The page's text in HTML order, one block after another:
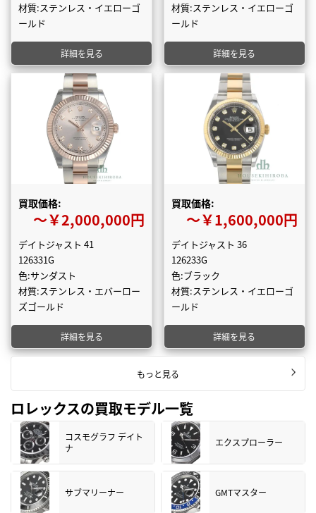
材質:ステンレス・イエローゴ
ールド
詳細を見る
材質:ステンレス・イエローゴ
ールド
詳細を見る
買取価格:
〜￥2,000,000円
デイトジャスト 41
126331G
色:サンダスト
材質:ステンレス・エバーロー
ズゴールド
詳細を見る
買取価格:
〜￥1,600,000円
デイトジャスト 36
126233G
色:ブラック
材質:ステンレス・イエローゴ
ールド
詳細を見る
もっと見る
ロレックスの買取モデル一覧
コスモグラフ デイト
ナ
エクスプローラー
サブマリーナー GMTマスター